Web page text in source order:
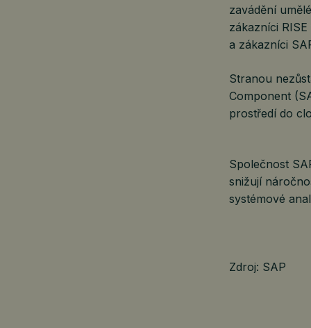
zavádění
zákazníci
a zákazníci
Stranou
Component
prostředí do
Společnost
snižují
systémové
Zdroj: SAP